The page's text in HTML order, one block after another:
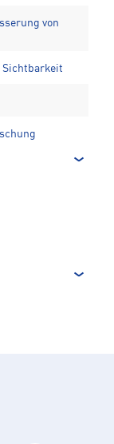
von
Sichtbarkeit